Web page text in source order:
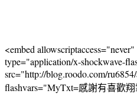
<embed
type="application/x-shockwave-
src="http://blog.roodo.com/
flashvars="MyTxt=感謝有喜歡